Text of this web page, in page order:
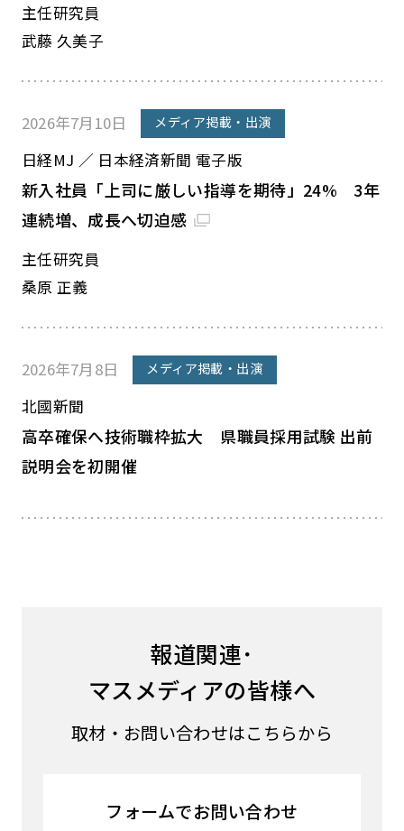
主任研究員
武藤 久美子
2026年7月10日 メディア掲載・出演
日経MJ ／ 日本経済新聞 電子版
新入社員「上司に厳しい指導を期待」24% 3年
連続増、成長へ切迫感
主任研究員
桑原 正義
2026年7月8日 メディア掲載・出演
北國新聞
高卒確保へ技術職枠拡大 県職員採用試験 出前
説明会を初開催
報道関連･
マスメディアの皆様へ
取材・お問い合わせはこちらから
フォームでお問い合わせ